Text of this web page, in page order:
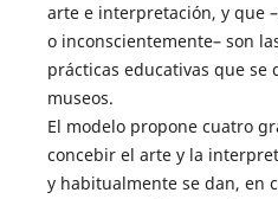
arte e interpretación, y que
o inconscientemente– son
prácticas educativas que se
museos.
El modelo propone cuatro
concebir el arte y la
y habitualmente se dan, en